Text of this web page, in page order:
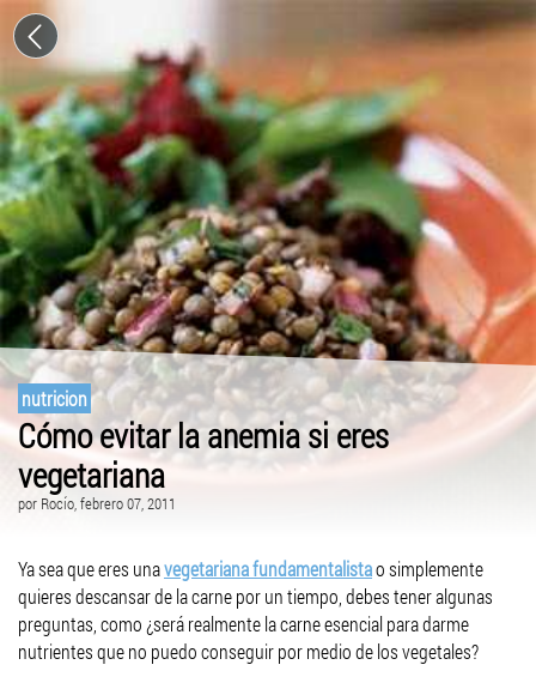
nutricion
Cómo evitar la anemia si eres
vegetariana
por Rocío, febrero 07, 2011
Ya sea que eres unavegetariana fundamentalistao simplemente
quieres descansar de la carne por un tiempo, debes tener algunas
preguntas, como ¿será realmente la carne esencial para darme
nutrientes que no puedo conseguir por medio de los vegetales?